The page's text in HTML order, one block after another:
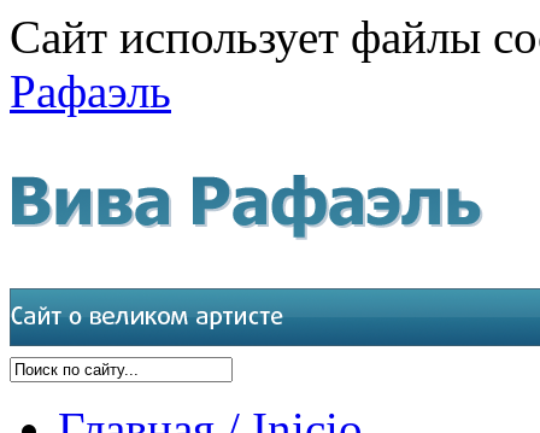
Сайт использует файлы
Рафаэль